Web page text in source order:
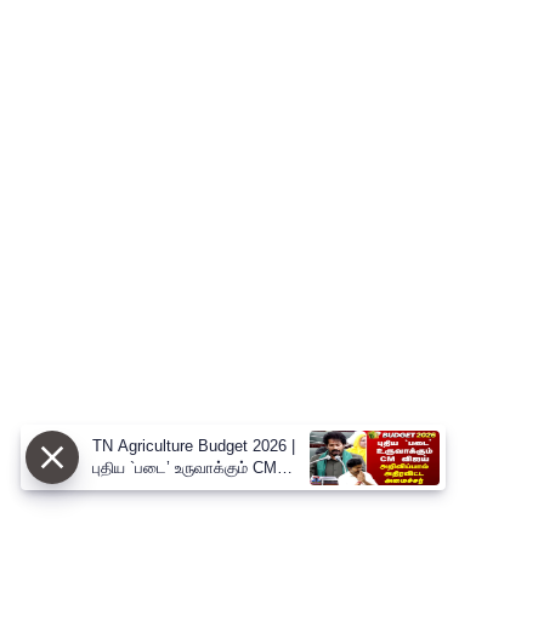
TN Agriculture Budget 2026 |
புதிய `படை’ உருவாக்கும் CM
விஜய் - அறிவிப்பால் அதிரவிட்ட